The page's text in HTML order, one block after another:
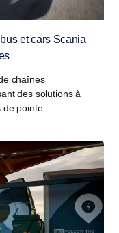
et cars Scania
chaînes
des solutions à
pointe.